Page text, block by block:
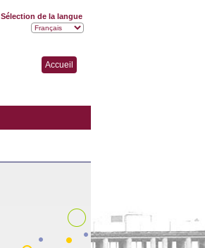
Accueil
Sélection de la langue